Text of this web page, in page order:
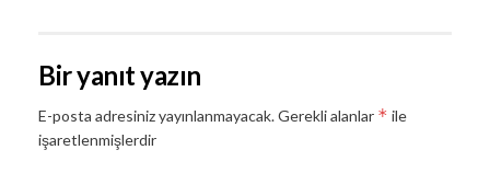
Bir yanıt yazın
E-posta adresiniz yayınlanmayacak.Gerekli alanlar * ile
işaretlenmişlerdir